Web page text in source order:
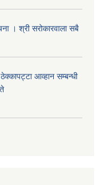
। श्री सरोकारवाला सबै
आव्हान सम्बन्धी